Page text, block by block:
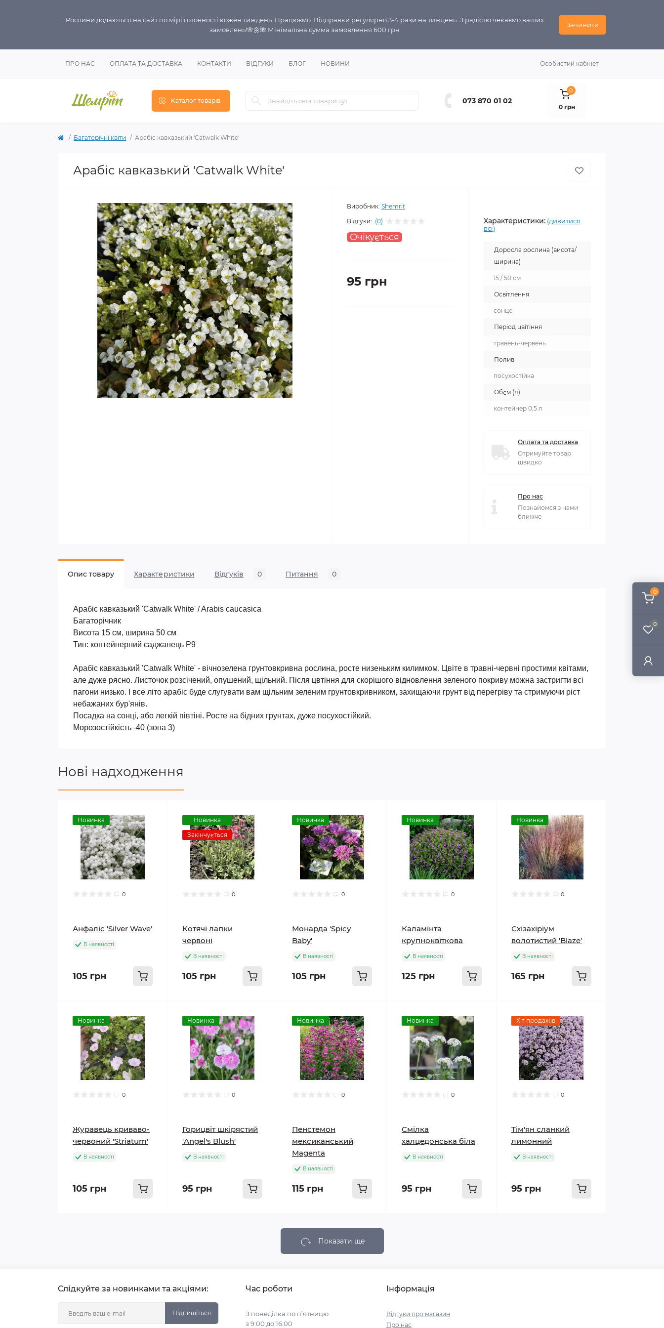
0
0
Рослини додаються на сайт по мірі готовності кожен тиждень. Працюємо. Відправки регулярно 3-4 рази на тиждень. З радістю чекаємо ваших
замовлень!🌸🌼🌺 Мінімальна сумма замовлення 600 грн
Зачинити
ПРО НАС ОПЛАТА ТА ДОСТАВКА КОНТАКТИ ВІДГУКИ БЛОГ НОВИНИ Особистий кабінет
Каталог товарів 073 870 01 02
0
0 грн
Багаторічні квіти Арабіс кавказький 'Catwalk White'
Арабіс кавказький 'Catwalk White'
Виробник: Shemrit
Відгуки: (0)
Очікується
95 грн
Характеристики: (дивитися
всі)
Доросла рослина (висота/
ширина)
15 / 50 см
Освітлення
сонце
Період цвітіння
травень-червень
Полив
посухостійка
Обєм (л)
контейнер 0,5 л
Оплата та доставка
Отримуйте товар
швидко
Про нас
Познайомся з нами
ближче
Опис товару Характеристики Відгуків 0 Питання 0
Арабіс кавказький 'Catwalk White' / Arabis caucasica
Багаторічник
Висота 15 см, ширина 50 см
Тип: контейнерний саджанець Р9
Арабіс кавказький 'Catwalk White' - вічнозелена грунтовкривна рослина, росте низеньким килимком. Цвіте в травні-червні простими квітами,
але дуже рясно. Листочок розсічений, опушений, щільний. Після цвтіння для скорішого відновлення зеленого покриву можна застригти всі
пагони низько. І все літо арабіс буде слугувати вам щільним зеленим грунтовкривником, захищаючи грунт від перегріву та стримуючи ріст
небажаних бур'янів.
Посадка на сонці, або легкій півтіні. Росте на бідних грунтах, дуже посухостійкий.
Морозостійкість -40 (зона 3)
Нові надходження
Новинка
0
Анфаліс 'Silver Wave'
В наявності
105 грн
Новинка
Закінчується
0
Котячі лапки
червоні
В наявності
105 грн
Новинка
0
Монарда 'Spicy
Baby'
В наявності
105 грн
Новинка
0
Каламінта
крупноквіткова
В наявності
125 грн
Новинка
0
Схізахіріум
волотистий 'Blaze'
В наявності
165 грн
Новинка
0
Журавець криваво-
червоний 'Striatum'
В наявності
105 грн
Новинка
0
Горицвіт шкірястий
'Angel's Blush'
В наявності
95 грн
Новинка
0
Пенстемон
мексиканський
Magenta
В наявності
115 грн
Новинка
0
Смілка
халцедонська біла
В наявності
95 грн
Хіт продажів
0
Тім'ян сланкий
лимонний
В наявності
95 грн
Показати ще
Слідкуйте за новинками та акціями:
Підпишіться
Час роботи
З понеділка по п’ятницю
з 9:00 до 16:00
Інформація
Відгуки про магазин
Про нас